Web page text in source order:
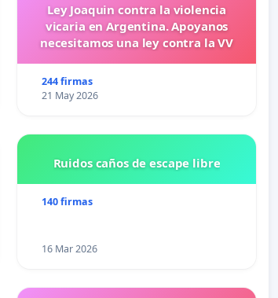
Ley Joaquin contra la violencia
vicaria en Argentina. Apoyanos
necesitamos una ley contra la VV
244 firmas
21 May 2026
Ruidos caños de escape libre
140 firmas
16 Mar 2026